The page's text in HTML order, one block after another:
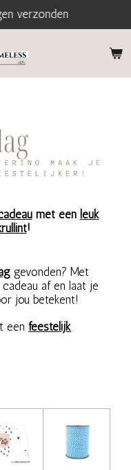
verzonden
met een leuk
!
gevonden? Met
af en laat je
jou betekent!
een feestelijk